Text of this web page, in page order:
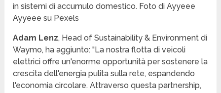
in sistemi di accumulo domestico. Foto di Ayyeee
Ayyeee su Pexels
Adam Lenz, Head of Sustainability & Environment di
Waymo, ha aggiunto: "La nostra flotta di veicoli
elettrici offre un'enorme opportunità per sostenere la
crescita dell'energia pulita sulla rete, espandendo
l'economia circolare. Attraverso questa partnership,